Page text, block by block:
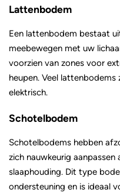
Lattenbodem
Een lattenbodem bestaat
meebewegen met uw
voorzien van zones voor
heupen. Veel
elektrisch.
Schotelbodem
Schotelbodems hebben
zich nauwkeurig
slaaphouding. Dit type
ondersteuning en is ideaal